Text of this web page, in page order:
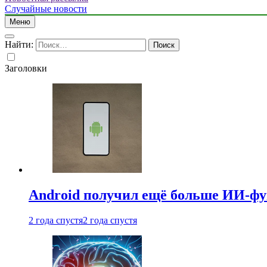
Случайные новости
Меню
Найти:
Заголовки
Android получил ещё больше ИИ-
2 года спустя2 года спустя